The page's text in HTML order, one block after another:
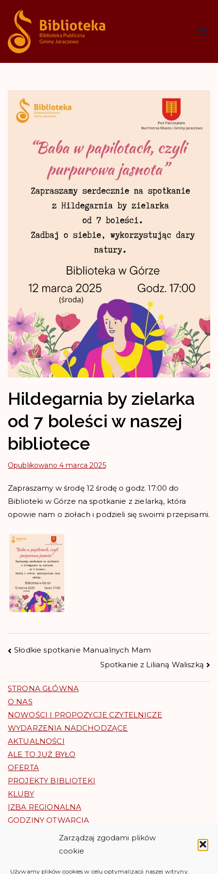
Zarządzaj zgodami plików
cookie
Używamy plików cookies w celu optymalizacji naszej witryny.
Publiczna
Gminy
Jaraczewo
Hildegarnia by zielarka
od 7 boleści w naszej
bibliotece
Opublikowano 4 marca 2025
Zapraszamy w środę 12 środę o godz. 17:00 do
Biblioteki w Górze na spotkanie z zielarką, która
opowie nam o ziołach i podzieli się swoimi przepisami.
Słodkie spotkanie Manualnych Mam
Spotkanie z Lilianą Waliszką
STRONA GŁÓWNA
O NAS
NOWOŚCI I PROPOZYCJE CZYTELNICZE
WYDARZENIA NADCHODZĄCE
AKTUALNOŚCI
ALE TO JUŻ BYŁO
OFERTA
PROJEKTY BIBLIOTEKI
KLUBY
IZBA REGIONALNA
GODZINY OTWARCIA
REGULAMINY I RODO